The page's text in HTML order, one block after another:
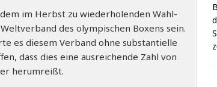
im Herbst zu wie­der­ho­len­den Wahl­
des olym­pi­schen Boxens sein.
es die­sem Ver­band ohne sub­stan­ti­el­le
dass dies eine aus­rei­chen­de Zahl von
herumreißt.